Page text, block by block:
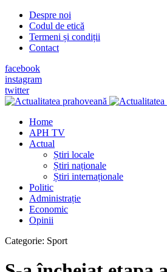
Despre noi
Codul de etică
Termeni și condiții
Contact
facebook
instagram
twitter
Home
APH TV
Actual
Știri locale
Știri naționale
Știri internaționale
Politic
Administrație
Economic
Opinii
Categorie: Sport